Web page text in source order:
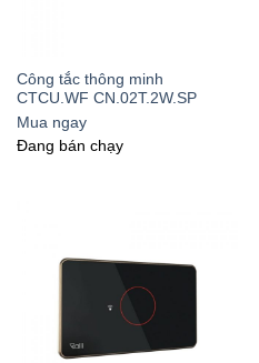
Công tắc thông minh
CTCU.WF CN.02T.2W.SP
Mua ngay
Đang bán chạy